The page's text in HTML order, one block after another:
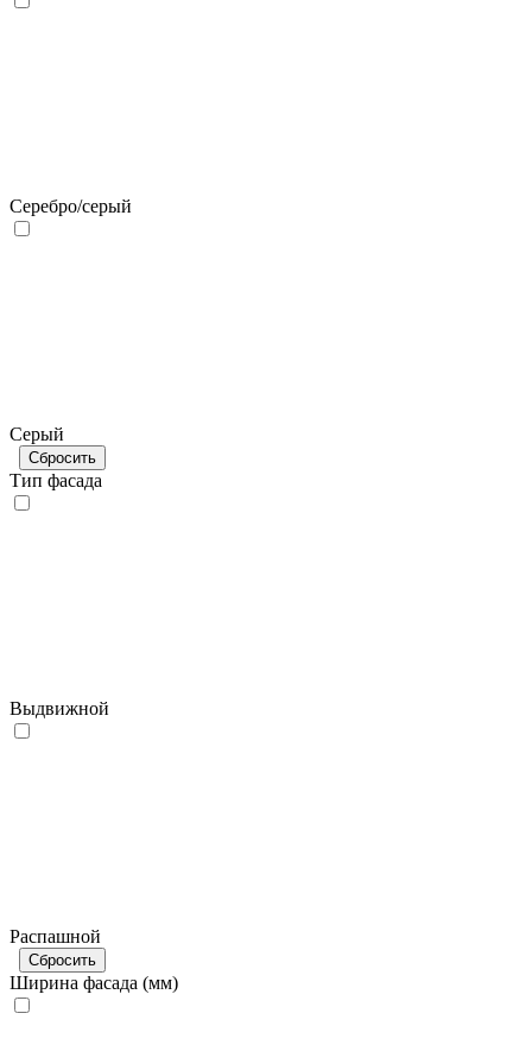
Серебро/серый
Серый
Сбросить
Тип фасада
Выдвижной
Распашной
Сбросить
Ширина фасада (мм)